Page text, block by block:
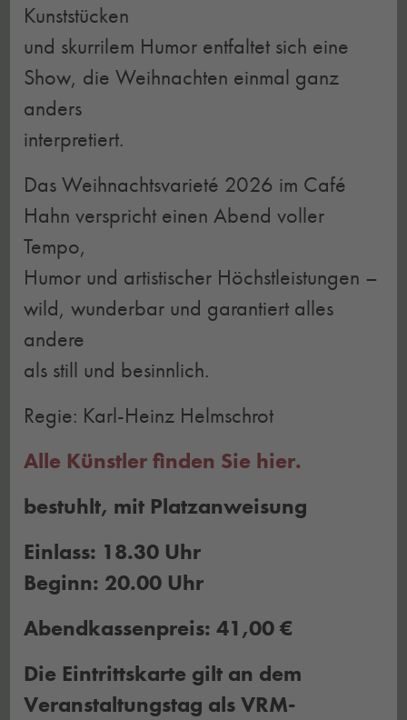
Kunststücken
und skurrilem Humor entfaltet sich eine
Show, die Weihnachten einmal ganz
anders
interpretiert.
Das Weihnachtsvarieté 2026 im Café
Hahn verspricht einen Abend voller
Tempo,
Humor und artistischer Höchstleistungen –
wild, wunderbar und garantiert alles
andere
als still und besinnlich.
Regie: Karl-Heinz Helmschrot
Alle Künstler finden Sie hier.
bestuhlt, mit Platzanweisung
Einlass: 18.30 Uhr
Beginn: 20.00 Uhr
Abendkassenpreis: 41,00 €
Die Eintrittskarte gilt an dem
Veranstaltungstag als VRM-